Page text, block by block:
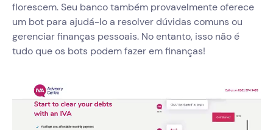
florescem. Seu banco também provavelmente oferece
um bot para ajudá-lo a resolver dúvidas comuns ou
gerenciar finanças pessoais. No entanto, isso não é
tudo que os bots podem fazer em finanças!